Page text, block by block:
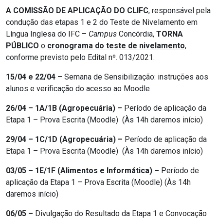
A COMISSÃO DE APLICAÇÃO DO CLIFC, responsável pela
condução das etapas 1 e 2 do Teste de Nivelamento em
Língua Inglesa do IFC – Campus Concórdia, TORNA
PÚBLICO o cronograma do teste de nivelamento,
conforme previsto pelo Edital nº. 013/2021.
15/04 e 22/04 – Semana de Sensibilização: instruções aos
alunos e verificação do acesso ao Moodle
26/04 – 1A/1B (Agropecuária) – Período de aplicação da
Etapa 1 – Prova Escrita (Moodle) (Às 14h daremos início)
29/04 – 1C/1D (Agropecuária) – Período de aplicação da
Etapa 1 – Prova Escrita (Moodle) (Às 14h daremos início)
03/05 – 1E/1F (Alimentos e Informática) – Período de
aplicação da Etapa 1 – Prova Escrita (Moodle) (Às 14h
daremos início)
06/05 – Divulgação do Resultado da Etapa 1 e Convocação